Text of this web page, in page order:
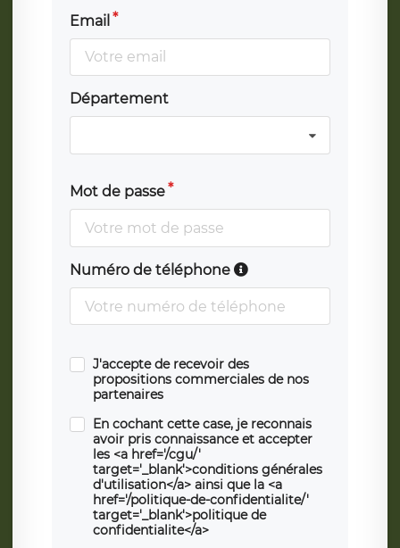
Email
Département
Mot de passe
Numéro de téléphone
J'accepte de recevoir des
propositions commerciales de nos
partenaires
En cochant cette case, je reconnais
avoir pris connaissance et accepter
les <a href='/cgu/'
target='_blank'>conditions générales
d'utilisation</a> ainsi que la <a
href='/politique-de-confidentialite/'
target='_blank'>politique de
confidentialite</a>